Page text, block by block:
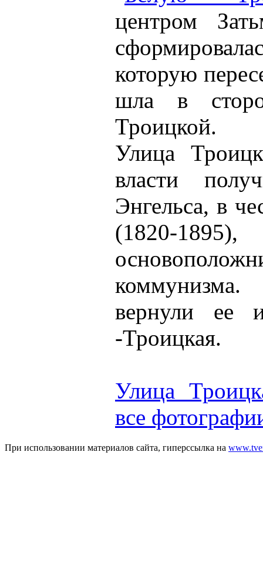
центром
которую
шла в
Троицкой.
Улица
власти
Энгельса, в
(1820-
вернули ее
-Троицкая.
Улица
все
При использовании материалов сайта, гиперссылка на